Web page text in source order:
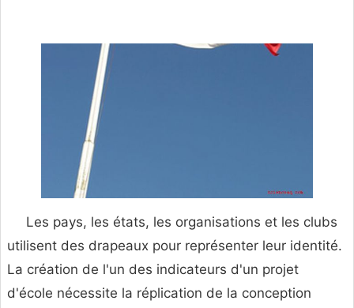
Les pays, les états, les organisations et les clubs
utilisent des drapeaux pour représenter leur identité.
La création de l'un des indicateurs d'un projet
d'école nécessite la réplication de la conception